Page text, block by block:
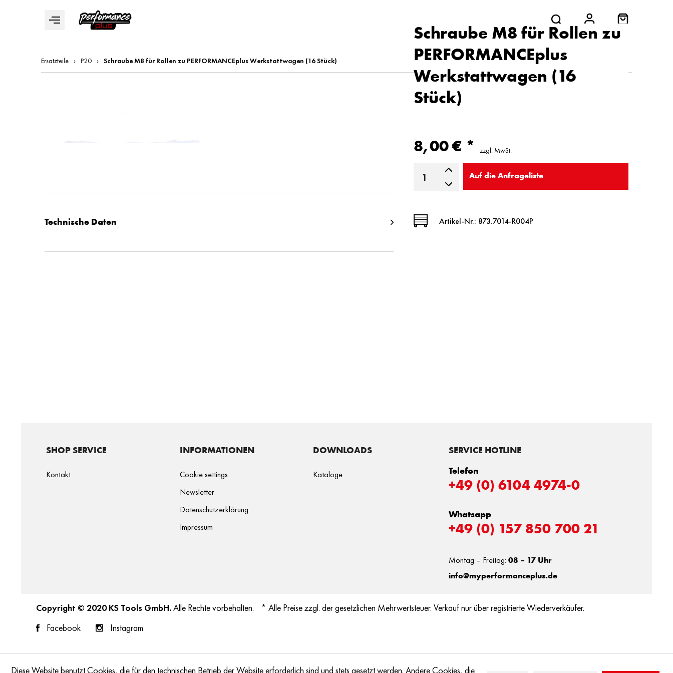
Ersatzteile › P20 › Schraube M8 für Rollen zu PERFORMANCEplus Werkstattwagen (16 Stück)
Schraube M8 für Rollen zu
PERFORMANCEplus
Werkstattwagen (16
Stück)
8,00 € * zzgl. MwSt.
Auf die Anfrageliste
Artikel-Nr.: 873.7014-R004P
Technische Daten
SHOP SERVICE
Kontakt
INFORMATIONEN
Cookie settings
Newsletter
Datenschutzerklärung
Impressum
DOWNLOADS
Kataloge
SERVICE HOTLINE
Telefon
+49 (0) 6104 4974-0
Whatsapp
+49 (0) 157 850 700 21
Montag – Freitag: 08 – 17 Uhr
info@myperformanceplus.de
Copyright © 2020 KS Tools GmbH.Alle Rechte vorbehalten.
* Alle Preise zzgl. der gesetzlichen Mehrwertsteuer. Verkauf nur über registrierte Wiederverkäufer.
Facebook
Instagram
Diese Website benutzt Cookies, die für den technischen Betrieb der Website erforderlich sind und stets gesetzt werden. Andere Cookies, die